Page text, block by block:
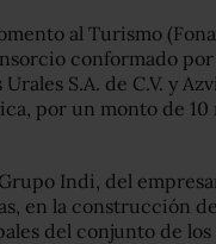
al Turismo
conformado
S.A. de C.V. y
por un monto de 10
Indi, del
en la construcción
del conjunto de los